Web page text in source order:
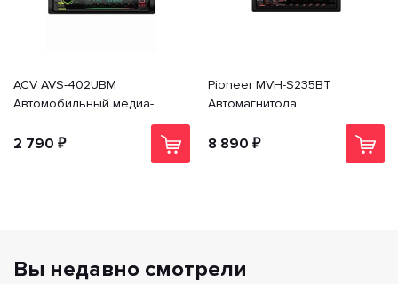
ACV AVS-402UBM
Автомобильный медиа-
ресивер с Bluetooth USB, SD,
USB Type-C
2 790 ₽
Pioneer MVH-S235BT
Автомагнитола
8 890 ₽
Вы недавно смотрели